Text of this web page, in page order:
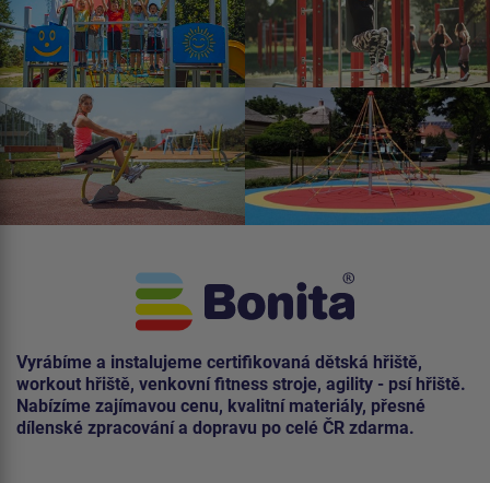
Vyrábíme a instalujeme certifikovaná dětská hřiště,
workout hřiště, venkovní fitness stroje, agility - psí hřiště.
Nabízíme zajímavou cenu, kvalitní materiály, přesné
dílenské zpracování a dopravu po celé ČR zdarma.